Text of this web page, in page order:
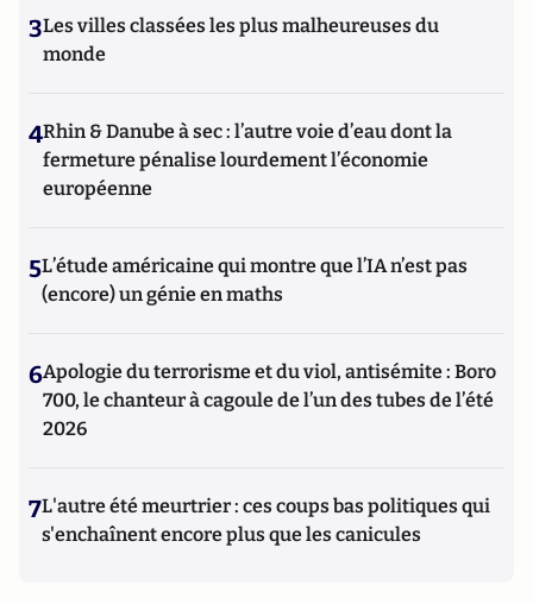
3Les villes classées les plus malheureuses du
monde
4Rhin & Danube à sec : l’autre voie d’eau dont la
fermeture pénalise lourdement l’économie
européenne
5L’étude américaine qui montre que l’IA n’est pas
(encore) un génie en maths
6Apologie du terrorisme et du viol, antisémite : Boro
700, le chanteur à cagoule de l’un des tubes de l’été
2026
7L'autre été meurtrier : ces coups bas politiques qui
s'enchaînent encore plus que les canicules